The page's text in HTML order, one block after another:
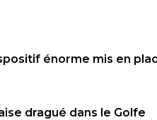
énorme mis en
dragué dans le Golfe